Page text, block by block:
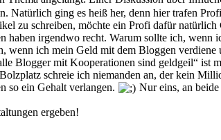
Natürlich ging es heiß her, denn hier trafen
zu schreiben, möchte ein Profi dafür
haben irgendwo recht. Warum sollte ich,
ich mein Geld mit dem Bloggen verdiene
Blogger mit Kooperationen sind geldgeil“
schreie ich niemanden an, der kein
so ein Gehalt verlangen.
Nur eins, an
ergeben!